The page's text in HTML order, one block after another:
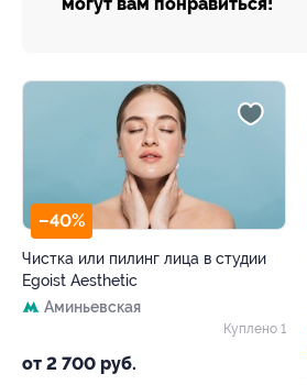
–40%
Чистка или пилинг лица в студии
Egoist Aesthetic
Аминьевская
от 2 700 руб.
Куплено 1